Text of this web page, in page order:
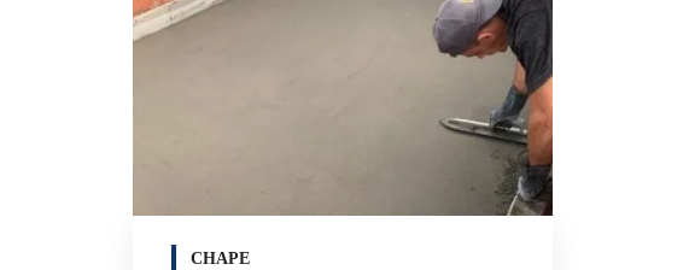
CHAPE